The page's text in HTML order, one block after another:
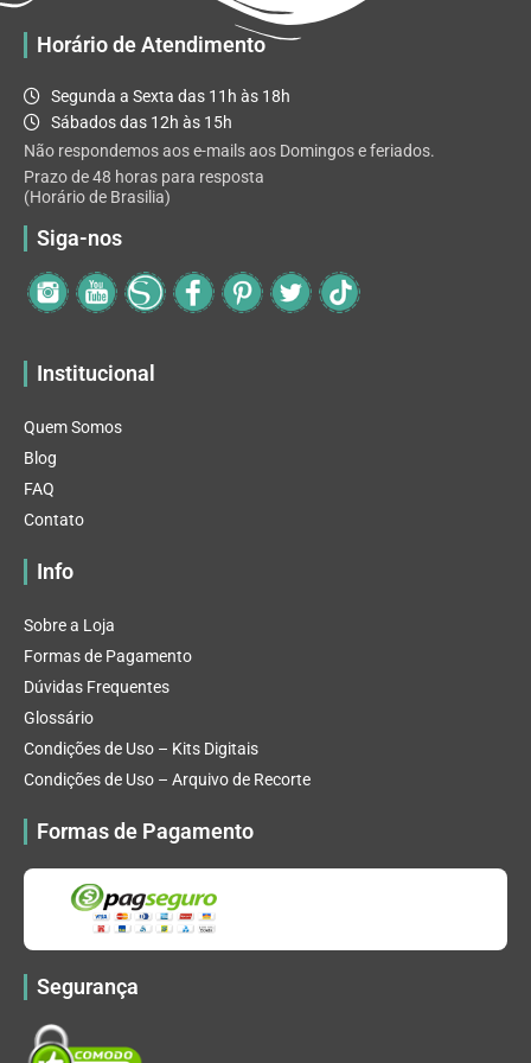
Horário de Atendimento
Segunda a Sexta das 11h às 18h
Sábados das 12h às 15h
Não respondemos aos e-mails aos Domingos e feriados.
Prazo de 48 horas para resposta
(Horário de Brasilia)
Siga-nos
Institucional
Quem Somos
Blog
FAQ
Contato
Info
Sobre a Loja
Formas de Pagamento
Dúvidas Frequentes
Glossário
Condições de Uso – Kits Digitais
Condições de Uso – Arquivo de Recorte
Formas de Pagamento
Segurança